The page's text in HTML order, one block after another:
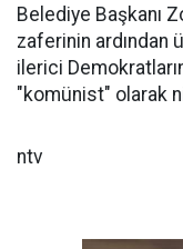
Belediye Başkanı
zaferinin ardından
ilerici
"komünist" olarak
ntv